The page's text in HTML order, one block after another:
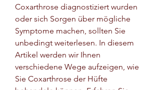
Coxarthrose diagnostiziert wurden
oder sich Sorgen über mögliche
Symptome machen, sollten Sie
unbedingt weiterlesen. In diesem
Artikel werden wir Ihnen
verschiedene Wege aufzeigen, wie
Sie Coxarthrose der Hüfte